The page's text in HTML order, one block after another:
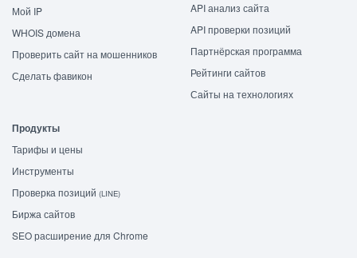
Мой IP
WHOIS домена
Проверить сайт на мошенников
Сделать фавикон
API анализ сайта
API проверки позиций
Партнёрская программа
Рейтинги сайтов
Сайты на технологиях
Продукты
Тарифы и цены
Инструменты
Проверка позиций (LINE)
Биржа сайтов
SEO расширение для Chrome